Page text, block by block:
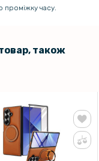
проміжку часу.
також